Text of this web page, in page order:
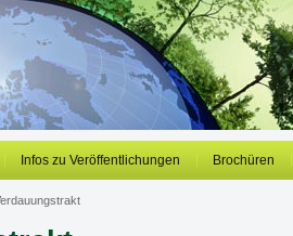
Infos zu Veröffentlichungen Brochüren